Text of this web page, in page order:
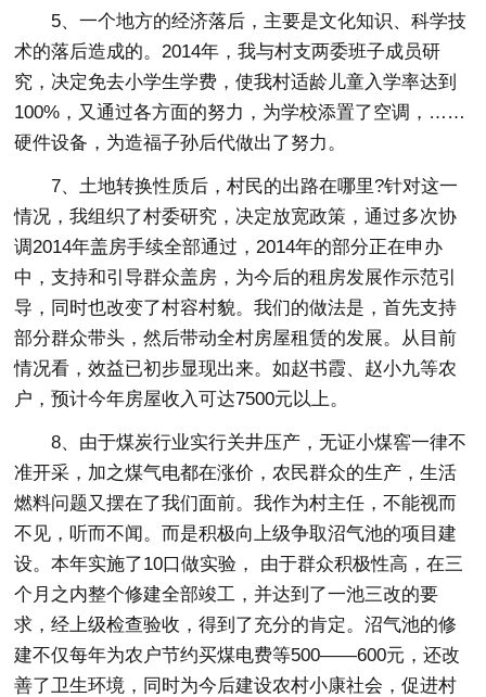
5、一个地方的经济落后，主要是文化知识、科学技
术的落后造成的。2014年，我与村支两委班子成员研
究，决定免去小学生学费，使我村适龄儿童入学率达到
100%，又通过各方面的努力，为学校添置了空调，……
硬件设备，为造福子孙后代做出了努力。
7、土地转换性质后，村民的出路在哪里?针对这一
情况，我组织了村委研究，决定放宽政策，通过多次协
调2014年盖房手续全部通过，2014年的部分正在申办
中，支持和引导群众盖房，为今后的租房发展作示范引
导，同时也改变了村容村貌。我们的做法是，首先支持
部分群众带头，然后带动全村房屋租赁的发展。从目前
情况看，效益已初步显现出来。如赵书霞、赵小九等农
户，预计今年房屋收入可达7500元以上。
8、由于煤炭行业实行关井压产，无证小煤窖一律不
准开采，加之煤气电都在涨价，农民群众的生产，生活
燃料问题又摆在了我们面前。我作为村主任，不能视而
不见，听而不闻。而是积极向上级争取沼气池的项目建
设。本年实施了10口做实验， 由于群众积极性高，在三
个月之内整个修建全部竣工，并达到了一池三改的要
求，经上级检查验收，得到了充分的肯定。沼气池的修
建不仅每年为农户节约买煤电费等500——600元，还改
善了卫生环境，同时为今后建设农村小康社会，促进村